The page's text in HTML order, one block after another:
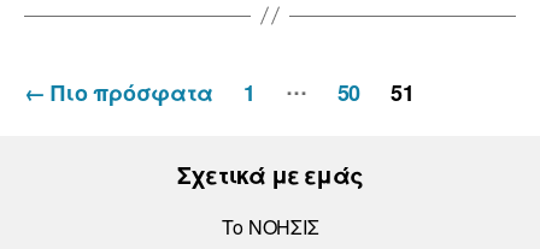
Πλοήγηση
← Πιο πρόσφατα 1 … 50 51
Σχετικά με εμάς
Το ΝΟΗΣΙΣ